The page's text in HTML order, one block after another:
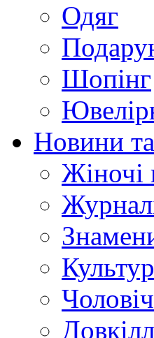
Одяг
Шопінг
Новини та
Жіночі